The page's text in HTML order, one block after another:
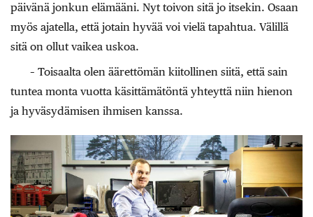
päivänä jonkun elämääni. Nyt toivon sitä jo itsekin. Osaan
myös ajatella, että jotain hyvää voi vielä tapahtua. Välillä
sitä on ollut vaikea uskoa.
– Toisaalta olen äärettömän kiitollinen siitä, että sain
tuntea monta vuotta käsittämätöntä yhteyttä niin hienon
ja hyväsydämisen ihmisen kanssa.